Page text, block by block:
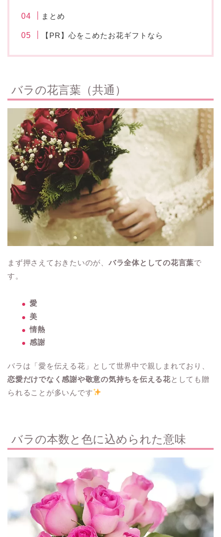
まとめ
【PR】心をこめたお花ギフトなら
バラの花言葉（共通）
まず押さえておきたいのが、 バラ全体としての花言葉で
す。
愛
美
情熱
感謝
バラは「愛を伝える花」として世界中で親しまれており、
恋愛だけでなく感謝や敬意の気持ちを伝える花としても贈
られることが多いんです
バラの本数と色に込められた意味